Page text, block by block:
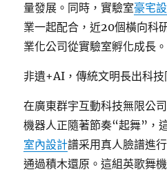
量發展。同時，實驗室豪宅
業一起配合，近20個橫向科
業化公司從實驗室孵化成長。
非遺+AI，傳統文明長出科技
在廣東群宇互動科技無限公
機器人正隨著節奏“起舞”，
室內設計譜采用真人臉譜進
通過積木還原。這組英歌舞